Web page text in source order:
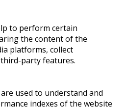
to perform certain
the content of the
platforms, collect
party features.
used to understand and
indexes of the website